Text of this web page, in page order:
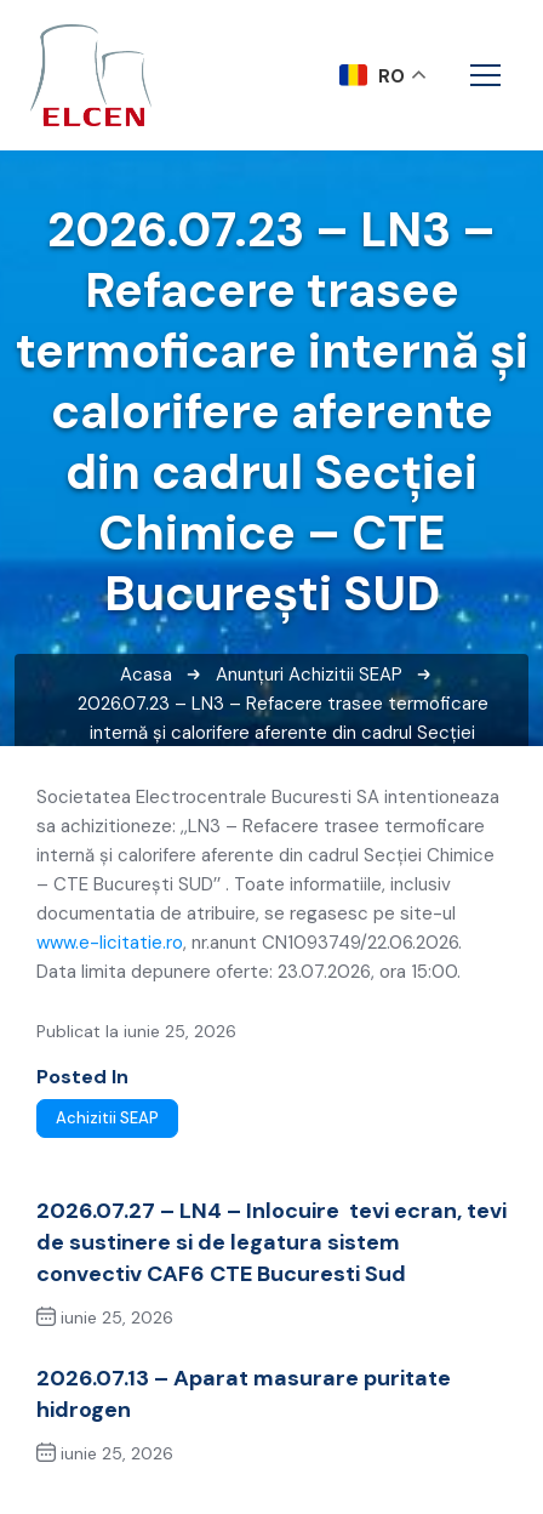
2026.07.23 – LN3 –
Refacere trasee
termoficare internă și
calorifere aferente
din cadrul Secției
Chimice – CTE
București SUD
Acasa Anunțuri Achizitii SEAP
2026.07.23 – LN3 – Refacere trasee termoficare
internă și calorifere aferente din cadrul Secției
Societatea Electrocentrale Bucuresti SA intentioneaza
sa achizitioneze: ,,LN3 – Refacere trasee termoficare
internă și calorifere aferente din cadrul Secției Chimice
– CTE București SUD’’ . Toate informatiile, inclusiv
documentatia de atribuire, se regasesc pe site-ul
www.e-licitatie.ro, nr.anunt CN1093749/22.06.2026.
Data limita depunere oferte: 23.07.2026, ora 15:00.
Publicat la iunie 25, 2026
Posted In
Achizitii SEAP
2026.07.27 – LN4 – Inlocuire tevi ecran, tevi
de sustinere si de legatura sistem
convectiv CAF6 CTE Bucuresti Sud
iunie 25, 2026
2026.07.13 – Aparat masurare puritate
hidrogen
iunie 25, 2026
RO